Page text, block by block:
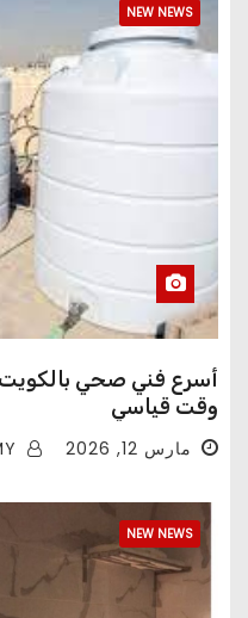
NEW NEWS
أسرع فني صحي
وقت قياسي
مارس 12, 2026
NEW NEWS